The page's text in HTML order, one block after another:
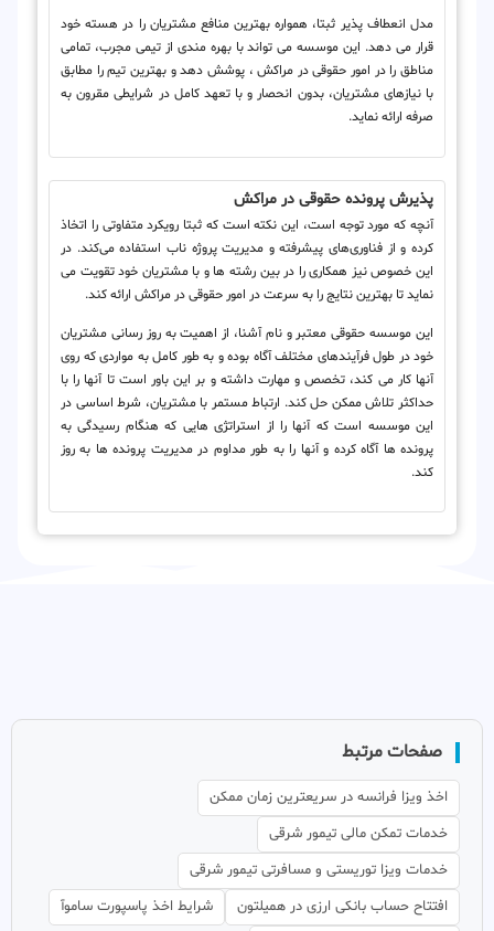
مدل انعطاف پذیر ثبتا، همواره بهترین منافع مشتریان را در هسته خود
قرار می دهد. این موسسه می تواند با بهره مندی از تیمی مجرب، تمامی
مناطق را در امور حقوقی در مراکش ، پوشش دهد و بهترین تیم را مطابق
با نیازهای مشتریان، بدون انحصار و با تعهد کامل در شرایطی مقرون به
صرفه ارائه نماید.
پذیرش پرونده حقوقی در مراکش
آنچه که مورد توجه است، این نکته است که ثبتا رویکرد متفاوتی را اتخاذ
کرده و از فناوری‌های پیشرفته و مدیریت پروژه ناب استفاده می‌کند. در
این خصوص نیز همکاری را در بین رشته ها و با مشتریان خود تقویت می
نماید تا بهترین نتایج را به سرعت در امور حقوقی در مراکش ارائه کند.
این موسسه حقوقی معتبر و نام آشنا، از اهمیت به روز رسانی مشتریان
خود در طول فرآیندهای مختلف آگاه بوده و به طور کامل به مواردی که روی
آنها کار می کند، تخصص و مهارت داشته و بر این باور است تا آنها را با
حداکثر تلاش ممکن حل کند. ارتباط مستمر با مشتریان، شرط اساسی در
این موسسه است که آنها را از استراتژی هایی که هنگام رسیدگی به
پرونده ها آگاه کرده و آنها را به طور مداوم در مدیریت پرونده ها به روز
کند.
صفحات مرتبط
اخذ ویزا فرانسه در سریعترین زمان ممکن
خدمات تمکن مالی تیمور شرقی
خدمات ویزا توریستی و مسافرتی تیمور شرقی
افتتاح حساب بانکی ارزی در همیلتون
شرایط اخذ پاسپورت ساموآ